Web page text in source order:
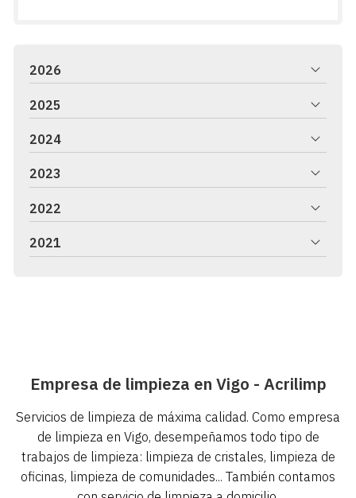
2026
2025
2024
2023
2022
2021
Empresa de limpieza en Vigo - Acrilimp
Servicios de limpieza de máxima calidad. Como empresa
de limpieza en Vigo, desempeñamos todo tipo de
trabajos de limpieza: limpieza de cristales, limpieza de
oficinas, limpieza de comunidades... También contamos